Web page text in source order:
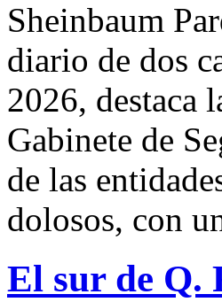
Sheinbaum
diario de dos
2026, destaca
Gabinete de
de las
dolosos, con
El sur de Q.